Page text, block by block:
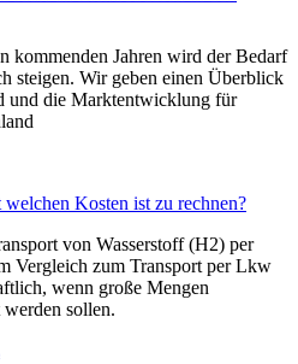
kommenden Jahren wird der Bedarf
steigen. Wir geben einen Überblick
und die Marktentwicklung für
Kosten ist zu rechnen?
von Wasserstoff (H2) per
Vergleich zum Transport per Lkw
wenn große Mengen
sollen.